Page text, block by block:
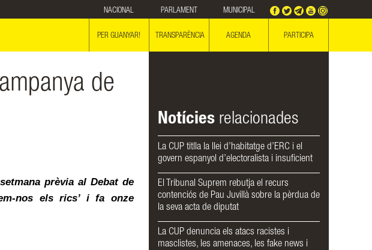
NACIONAL PARLAMENT MUNICIPAL
PER GUANYAR! TRANSPARÈNCIA AGENDA PARTICIPA
de
prèvia al Debat de
nos els rics’ i fa onze
Notícies relacionades
La CUP titlla la llei d’habitatge d’ERC i el
govern espanyol d’electoralista i insuficient
El Tribunal Suprem rebutja el recurs
contenciós de Pau Juvillà sobre la pèrdua de
la seva acta de diputat
La CUP denuncia els atacs racistes i
masclistes, les amenaces, les fake news i